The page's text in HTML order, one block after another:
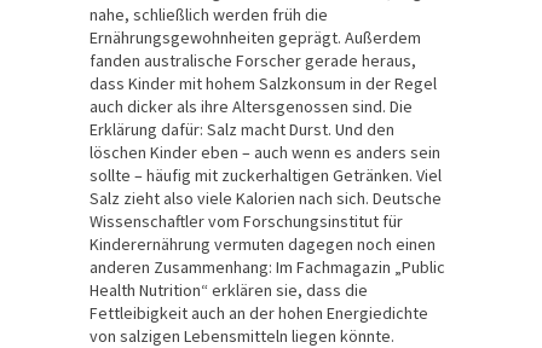
nahe, schließlich werden früh die
Ernährungsgewohnheiten geprägt. Außerdem
fanden australische Forscher gerade heraus,
dass Kinder mit hohem Salzkonsum in der Regel
auch dicker als ihre Altersgenossen sind. Die
Erklärung dafür: Salz macht Durst. Und den
löschen Kinder eben – auch wenn es anders sein
sollte – häufig mit zuckerhaltigen Getränken. Viel
Salz zieht also viele Kalorien nach sich. Deutsche
Wissenschaftler vom Forschungsinstitut für
Kinderernährung vermuten dagegen noch einen
anderen Zusammenhang: Im Fachmagazin „Public
Health Nutrition“ erklären sie, dass die
Fettleibigkeit auch an der hohen Energiedichte
von salzigen Lebensmitteln liegen könnte.